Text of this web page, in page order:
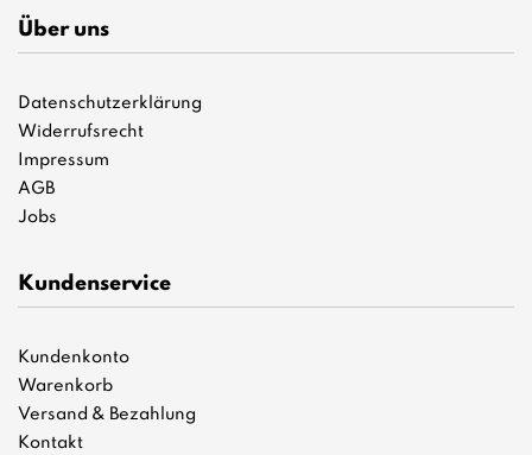
Über uns
Datenschutzerklärung
Widerrufsrecht
Impressum
AGB
Jobs
Kundenservice
Kundenkonto
Warenkorb
Versand & Bezahlung
Kontakt